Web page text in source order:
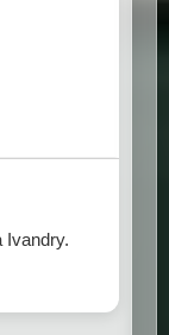
Ivandry.